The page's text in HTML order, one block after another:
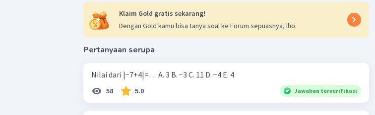
Klaim Gold gratis sekarang!
Dengan Gold kamu bisa tanya soal ke Forum sepuasnya, lho.
Pertanyaan serupa
Nilai dari |−7+4|=… A. 3 B. −3 C. 11 D. −4 E. 4
58 5.0 Jawaban terverifikasi